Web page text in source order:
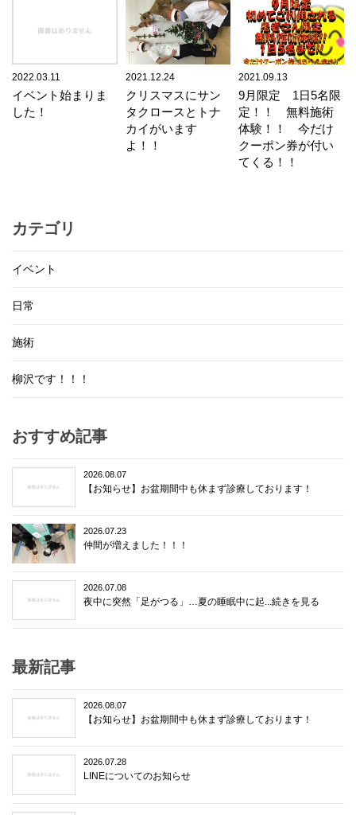
2022.03.11
イベント始まりま
した！
2021.12.24
クリスマスにサン
タクロースとトナ
カイがいます
よ！！
2021.09.13
9月限定 1日5名限
定！！ 無料施術
体験！！ 今だけ
クーポン券が付い
てくる！！
カテゴリ
イベント
日常
施術
柳沢です！！！
おすすめ記事
2026.08.07
【お知らせ】お盆期間中も休まず診療しております！
2026.07.23
仲間が増えました！！！
2026.07.08
夜中に突然「足がつる」…夏の睡眠中に起...続きを見る
最新記事
2026.08.07
【お知らせ】お盆期間中も休まず診療しております！
2026.07.28
LINEについてのお知らせ